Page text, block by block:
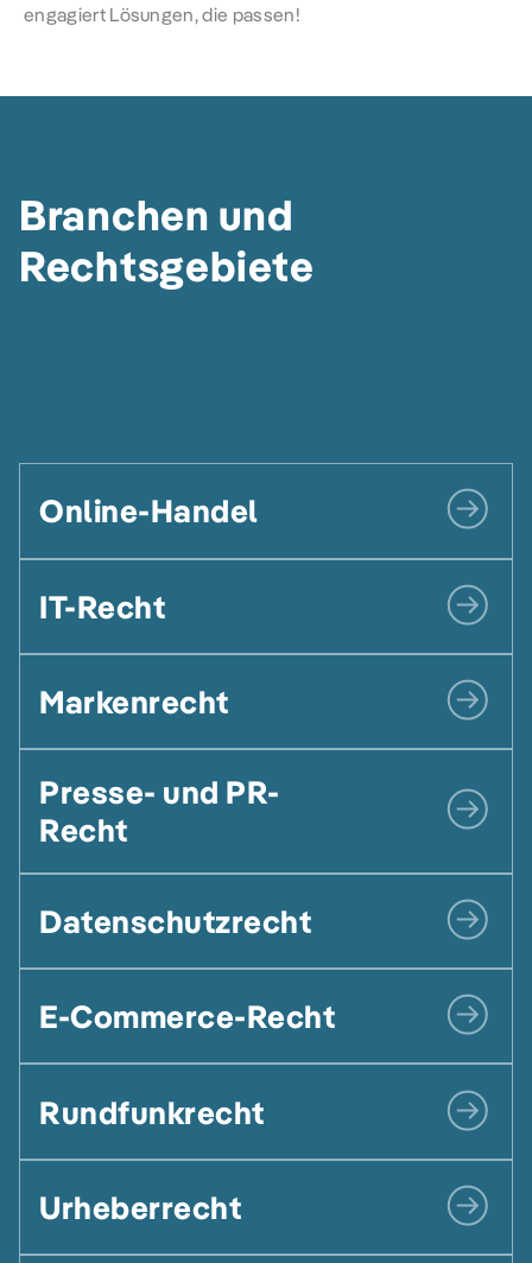
engagiert Lösungen, die passen!
Branchen und
Rechtsgebiete
Online-Handel
IT-Recht
Markenrecht
Presse- und PR-
Recht
Datenschutz­recht
E-Commerce-Recht
Rundfunkrecht
Urheberrecht